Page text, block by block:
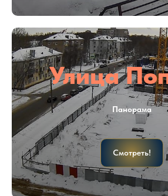
Улица
Панорама
Смотреть!